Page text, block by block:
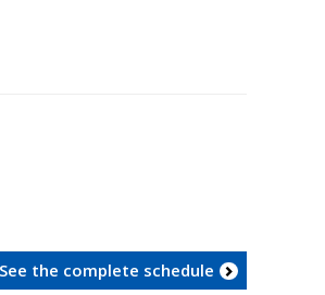
See the complete schedule